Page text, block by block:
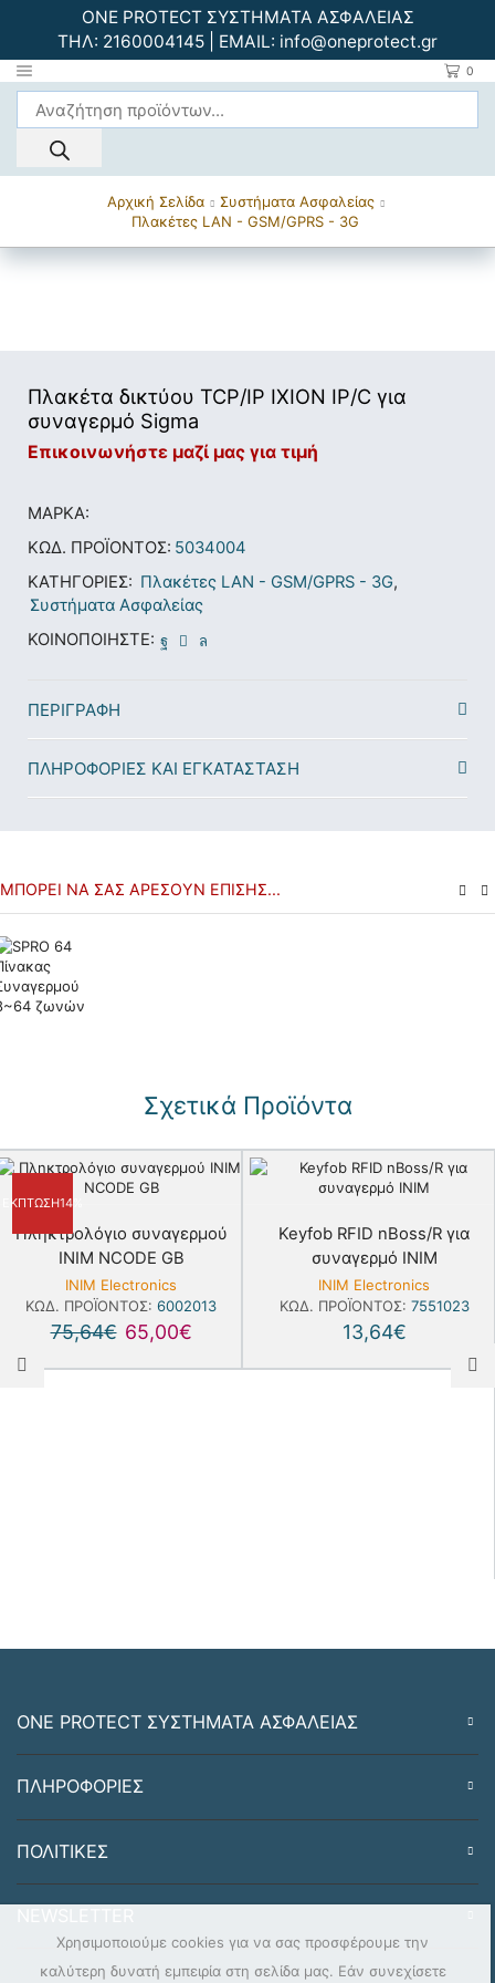
ONE PROTECT ΣΥΣΤΗΜΑΤΑ ΑΣΦΑΛΕΙΑΣ
ΤΗΛ: 2160004145 | EMAIL: info@oneprotect.gr
0
Αρχική Σελίδα
Συστήματα Ασφαλείας
Πλακέτες LAN - GSM/GPRS - 3G
Πλακέτα δικτύου TCP/IP IXION IP/C για
συναγερμό Sigma
Επικοινωνήστε μαζί μας για τιμή
ΜΆΡΚΑ:
ΚΩΔ. ΠΡΟΪΌΝΤΟΣ: 5034004
ΚΑΤΗΓΟΡΊΕΣ: Πλακέτες LAN - GSM/GPRS - 3G,
Συστήματα Ασφαλείας
ΚΟΙΝΟΠΟΙΉΣΤΕ:
ΠΕΡΙΓΡΑΦΉ
ΠΛΗΡΟΦΟΡΙΕΣ ΚΑΙ ΕΓΚΑΤΑΣΤΑΣΗ
ΜΠΟΡΕΊ ΝΑ ΣΑΣ ΑΡΈΣΟΥΝ ΕΠΊΣΗΣ...
Σχετικά Προϊόντα
ΈΚΠΤΩΣΗ14%
Πληκτρολόγιο συναγερμού
ΙΝΙΜ NCODE GB
INIM Electronics
ΚΩΔ. ΠΡΟΪΌΝΤΟΣ: 6002013
75,64€ 65,00€
Keyfob RFID nBoss/R για
συναγερμό INIM
INIM Electronics
ΚΩΔ. ΠΡΟΪΌΝΤΟΣ: 7551023
13,64€
ONE PROTECT ΣΥΣΤΗΜΑΤΑ ΑΣΦΑΛΕΙΑΣ
ΠΛΗΡΟΦΟΡΙΕΣ
ΠΟΛΙΤΙΚΕΣ
Χρησιμοποιούμε cookies για να σας προσφέρουμε την
καλύτερη δυνατή εμπειρία στη σελίδα μας. Εάν συνεχίσετε